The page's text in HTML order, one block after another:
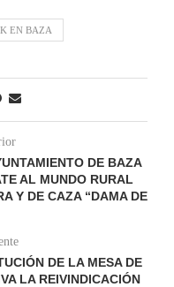
EN BAZA
DE BAZA
AL MUNDO RURAL
Y DE CAZA “DAMA DE
DE LA MESA DE
LA REIVINDICACIÓN